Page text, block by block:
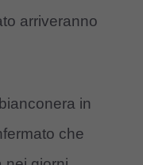
arriveranno
in
che